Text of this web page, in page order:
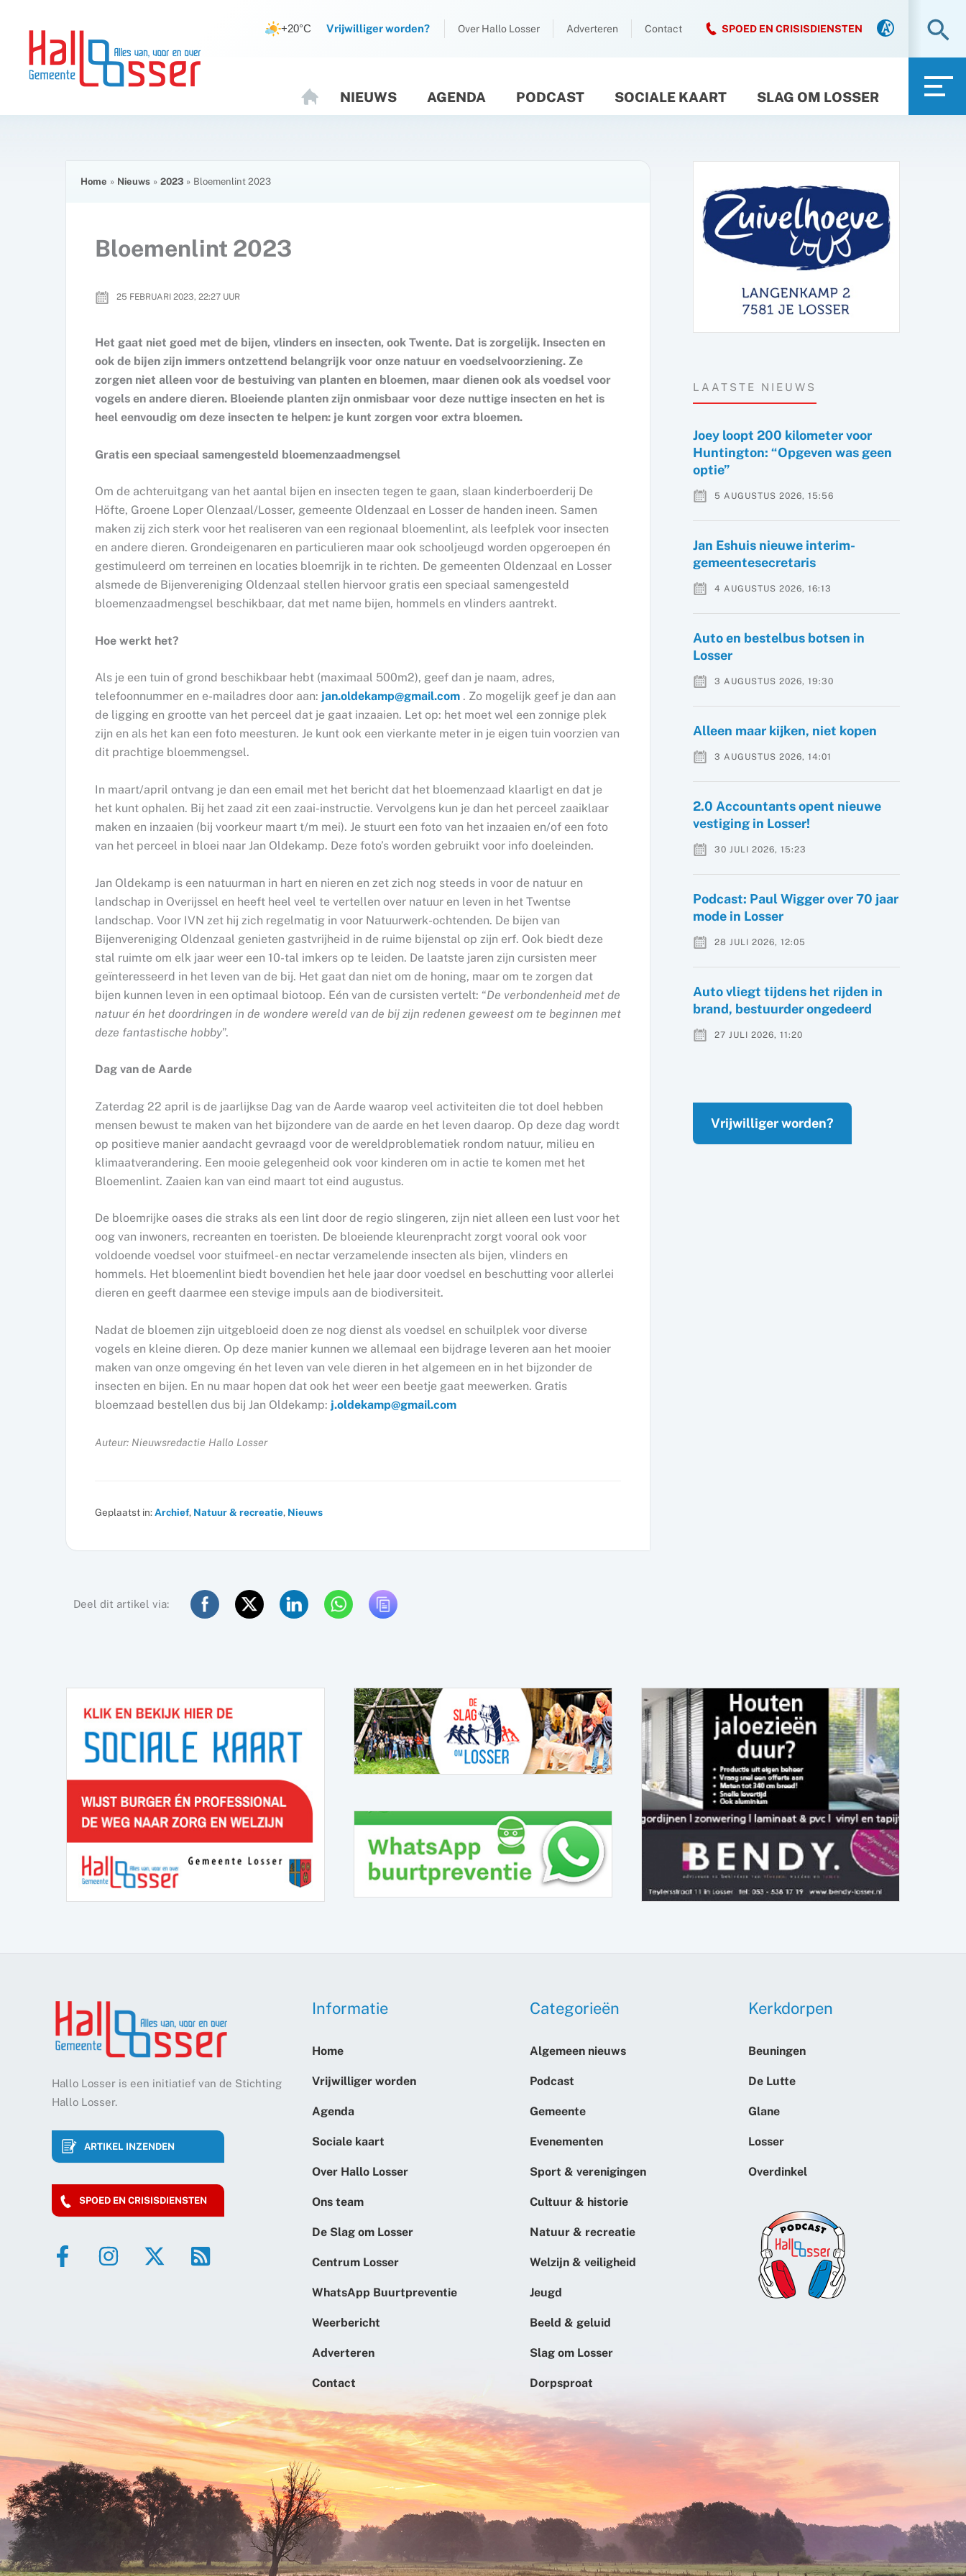
inhoud
inhoud
+20°C Vrijwilliger worden? Over Hallo Losser Adverteren Contact SPOED EN CRISISDIENSTEN
O
M
NIEUWS AGENDA PODCAST SOCIALE KAART SLAG OM LOSSER
Home Nieuws 2023 Bloemenlint 2023
Bloemenlint 2023
25 FEBRUARI 2023, 22:27 UUR
Het gaat niet goed met de bijen, vlinders en insecten, ook Twente. Dat is zorgelijk. Insecten en
ook de bijen zijn immers ontzettend belangrijk voor onze natuur en voedselvoorziening. Ze
zorgen niet alleen voor de bestuiving van planten en bloemen, maar dienen ook als voedsel voor
vogels en andere dieren. Bloeiende planten zijn onmisbaar voor deze nuttige insecten en het is
heel eenvoudig om deze insecten te helpen: je kunt zorgen voor extra bloemen.
Gratis een speciaal samengesteld bloemenzaadmengsel
Om de achteruitgang van het aantal bijen en insecten tegen te gaan, slaan kinderboerderij De
Höfte, Groene Loper Olenzaal/Losser, gemeente Oldenzaal en Losser de handen ineen. Samen
maken zij zich sterk voor het realiseren van een regionaal bloemenlint, als leefplek voor insecten
en andere dieren. Grondeigenaren en particulieren maar ook schooljeugd worden opgeroepen én
gestimuleerd om terreinen en locaties bloemrijk in te richten. De gemeenten Oldenzaal en Losser
alsmede de Bijenvereniging Oldenzaal stellen hiervoor gratis een speciaal samengesteld
bloemenzaadmengsel beschikbaar, dat met name bijen, hommels en vlinders aantrekt.
Hoe werkt het?
Als je een tuin of grond beschikbaar hebt (maximaal 500m2), geef dan je naam, adres,
telefoonnummer en e-mailadres door aan: jan.oldekamp@gmail.com . Zo mogelijk geef je dan aan
de ligging en grootte van het perceel dat je gaat inzaaien. Let op: het moet wel een zonnige plek
zijn en als het kan een foto meesturen. Je kunt ook een vierkante meter in je eigen tuin voorzien van
dit prachtige bloemmengsel.
In maart/april ontvang je dan een email met het bericht dat het bloemenzaad klaarligt en dat je
het kunt ophalen. Bij het zaad zit een zaai-instructie. Vervolgens kun je dan het perceel zaaiklaar
maken en inzaaien (bij voorkeur maart t/m mei). Je stuurt een foto van het inzaaien en/of een foto
van het perceel in bloei naar Jan Oldekamp. Deze foto’s worden gebruikt voor info doeleinden.
Jan Oldekamp is een natuurman in hart en nieren en zet zich nog steeds in voor de natuur en
landschap in Overijssel en heeft heel veel te vertellen over natuur en leven in het Twentse
landschap. Voor IVN zet hij zich regelmatig in voor Natuurwerk-ochtenden. De bijen van
Bijenvereniging Oldenzaal genieten gastvrijheid in de ruime bijenstal op zijn erf. Ook biedt deze
stal ruimte om elk jaar weer een 10-tal imkers op te leiden. De laatste jaren zijn cursisten meer
geïnteresseerd in het leven van de bij. Het gaat dan niet om de honing, maar om te zorgen dat
bijen kunnen leven in een optimaal biotoop. Eén van de cursisten vertelt: “De verbondenheid met de
natuur én het doordringen in de wondere wereld van de bij zijn redenen geweest om te beginnen met
deze fantastische hobby”.
Dag van de Aarde
Zaterdag 22 april is de jaarlijkse Dag van de Aarde waarop veel activiteiten die tot doel hebben
mensen bewust te maken van het bijzondere van de aarde en het leven daarop. Op deze dag wordt
op positieve manier aandacht gevraagd voor de wereldproblematiek rondom natuur, milieu en
klimaatverandering. Een mooie gelegenheid ook voor kinderen om in actie te komen met het
Bloemenlint. Zaaien kan van eind maart tot eind augustus.
De bloemrijke oases die straks als een lint door de regio slingeren, zijn niet alleen een lust voor het
oog van inwoners, recreanten en toeristen. De bloeiende kleurenpracht zorgt vooral ook voor
voldoende voedsel voor stuifmeel- en nectar verzamelende insecten als bijen, vlinders en
hommels. Het bloemenlint biedt bovendien het hele jaar door voedsel en beschutting voor allerlei
dieren en geeft daarmee een stevige impuls aan de biodiversiteit.
Nadat de bloemen zijn uitgebloeid doen ze nog dienst als voedsel en schuilplek voor diverse
vogels en kleine dieren. Op deze manier kunnen we allemaal een bijdrage leveren aan het mooier
maken van onze omgeving én het leven van vele dieren in het algemeen en in het bijzonder de
insecten en bijen. En nu maar hopen dat ook het weer een beetje gaat meewerken. Gratis
bloemzaad bestellen dus bij Jan Oldekamp: j.oldekamp@gmail.com
Auteur: Nieuwsredactie Hallo Losser
Geplaatst in: Archief, Natuur & recreatie, Nieuws
Deel dit artikel via:
LAATSTE NIEUWS
Joey loopt 200 kilometer voor
Huntington: “Opgeven was geen
optie”
5 AUGUSTUS 2026, 15:56
Jan Eshuis nieuwe interim-
gemeentesecretaris
4 AUGUSTUS 2026, 16:13
Auto en bestelbus botsen in
Losser
3 AUGUSTUS 2026, 19:30
Alleen maar kijken, niet kopen
3 AUGUSTUS 2026, 14:01
2.0 Accountants opent nieuwe
vestiging in Losser!
30 JULI 2026, 15:23
Podcast: Paul Wigger over 70 jaar
mode in Losser
28 JULI 2026, 12:05
Auto vliegt tijdens het rijden in
brand, bestuurder ongedeerd
27 JULI 2026, 11:20
Vrijwilliger worden?
Hallo Losser is een initiatief van de Stichting
Hallo Losser.
ARTIKEL INZENDEN
SPOED EN CRISISDIENSTEN
Informatie
Home
Vrijwilliger worden
Agenda
Sociale kaart
Over Hallo Losser
Ons team
De Slag om Losser
Centrum Losser
WhatsApp Buurtpreventie
Weerbericht
Adverteren
Contact
Categorieën
Algemeen nieuws
Podcast
Gemeente
Evenementen
Sport & verenigingen
Cultuur & historie
Natuur & recreatie
Welzijn & veiligheid
Jeugd
Beeld & geluid
Slag om Losser
Dorpsproat
Kerkdorpen
Beuningen
De Lutte
Glane
Losser
Overdinkel